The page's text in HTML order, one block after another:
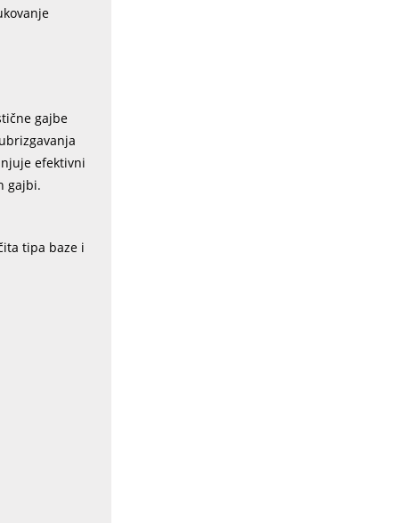
gajbe
efektivni
gajbi.
tipa baze i